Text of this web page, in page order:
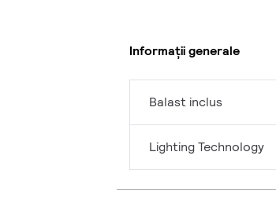
Informații generale
Balast inclus
Lighting Technology